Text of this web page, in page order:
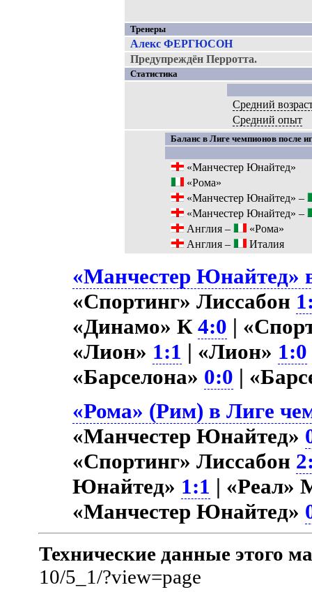
Тренеры
Алекс ФЕРГЮСОН
Предупреждён Перротта.
Статистика
Средний
Средний опыт
Баланс в Лиге чемпионов после
«Манчестер Юнайтед»
«Рома»
«Манчестер Юнайтед» –
«Манчестер Юнайтед» –
Англия –
«Рома»
Англия –
Италия
«Манчестер Юнайтед»
«Спортинг» Лиссабон
«Динамо» К4:0 |
«Лион» 1:1 | «Лион» 1:0
«Барселона» 0:0 |
«Рома» (Рим) в Лиге
«Манчестер Юнайтед»
«Спортинг» Лиссабон
Юнайтед» 1:1 | «Реал»
«Манчестер Юнайтед»
Технические данные этого
10/5_1/?view=page